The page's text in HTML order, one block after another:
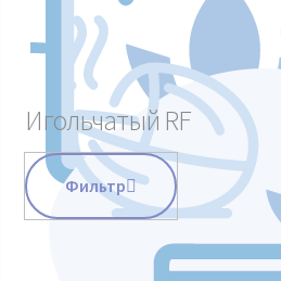
Аппараты мышечной
Косметологическое
Игольчатый RF
Фильтр